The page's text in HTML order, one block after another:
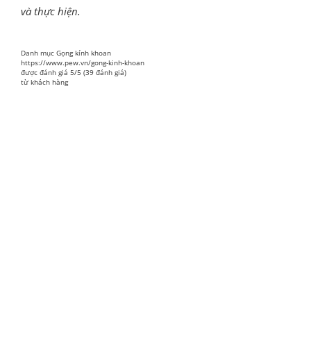
và thực hiện.
Danh mục Gọng kính khoan
https://www.pew.vn/gong-kinh-khoan
được đánh giá 5/5 (39 đánh giá)
từ khách hàng